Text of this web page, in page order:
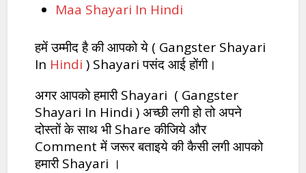
Maa Shayari In Hindi
हमें उम्मीद है की आपको ये ( Gangster Shayari
In Hindi ) Shayari पसंद आई होंगी।
अगर आपको हमारी Shayari ( Gangster
Shayari In Hindi ) अच्छी लगी हो तो अपने
दोस्तों के साथ भी Share कीजिये और
Comment में जरूर बताइये की कैसी लगी आपको
हमारी Shayari ।